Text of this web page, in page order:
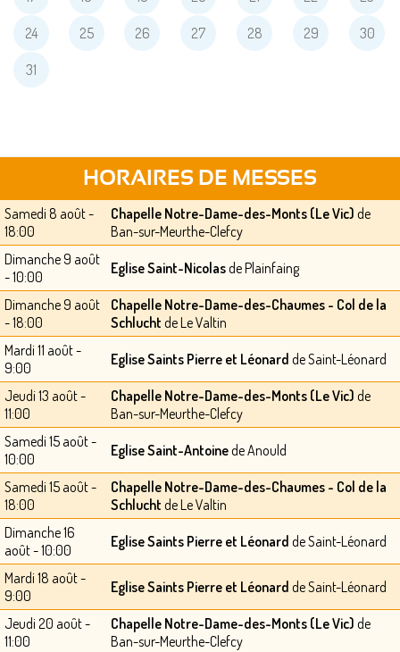
24 25 26 27 28 29 30
31
HORAIRES DE MESSES
Samedi 8 août -
18:00
Chapelle Notre-Dame-des-Monts (Le Vic) de
Ban-sur-Meurthe-Clefcy
Dimanche 9 août
- 10:00
Eglise Saint-Nicolasde Plainfaing
Dimanche 9 août
- 18:00
Chapelle Notre-Dame-des-Chaumes - Col de la
Schlucht de Le Valtin
Mardi 11 août -
9:00
Eglise Saints Pierre et Léonard de Saint-Léonard
Jeudi 13 août -
11:00
Chapelle Notre-Dame-des-Monts (Le Vic) de
Ban-sur-Meurthe-Clefcy
Samedi 15 août -
10:00
Eglise Saint-Antoinede Anould
Samedi 15 août -
18:00
Chapelle Notre-Dame-des-Chaumes - Col de la
Schlucht de Le Valtin
Dimanche 16
août - 10:00
Eglise Saints Pierre et Léonard de Saint-Léonard
Mardi 18 août -
9:00
Eglise Saints Pierre et Léonard de Saint-Léonard
Jeudi 20 août -
11:00
Chapelle Notre-Dame-des-Monts (Le Vic) de
Ban-sur-Meurthe-Clefcy